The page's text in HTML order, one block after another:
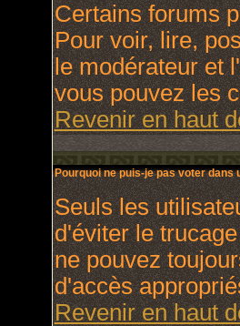
Certains forums
Pour voir, lire,
le modérateur et
vous pouvez les
Revenir en haut
Pourquoi ne puis-je pas voter dans
Seuls les
d'éviter le
ne pouvez
d'accès
Revenir en haut